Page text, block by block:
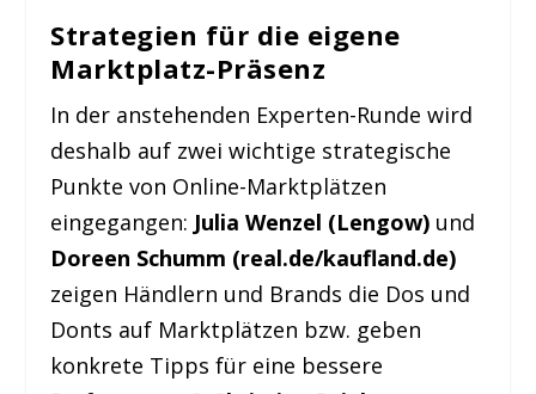
Strategien für die eigene
Marktplatz-Präsenz
In der anstehenden Experten-Runde wird
deshalb auf zwei wichtige strategische
Punkte von Online-Marktplätzen
eingegangen: Julia Wenzel (Lengow) und
Doreen Schumm (real.de/kaufland.de)
zeigen Händlern und Brands die Dos und
Donts auf Marktplätzen bzw. geben
konkrete Tipps für eine bessere